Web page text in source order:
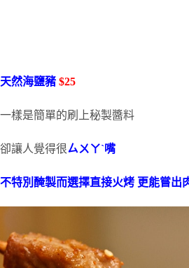
天然海鹽豬 $25
一樣是簡單的刷上秘製醬料
卻讓人覺得很ㄙㄨㄚˋ嘴
不特別醃製而選擇直接火烤 更能嘗出